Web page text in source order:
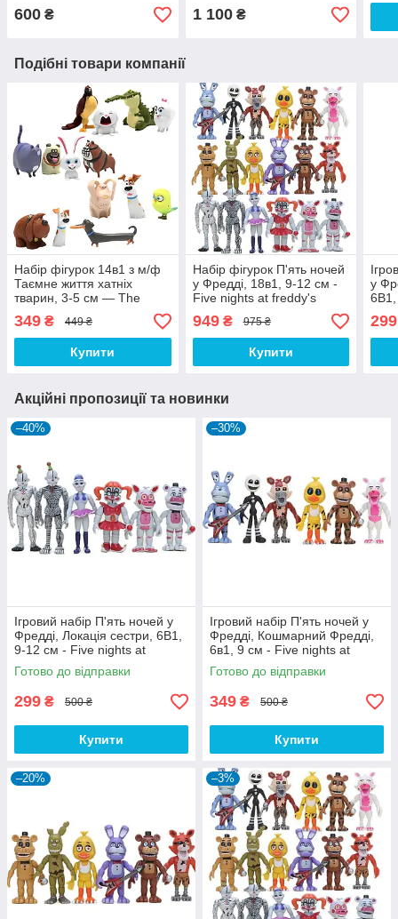
600 ₴ 1 100₴
Подібні товари компанії
Набір фігурок 14в1 з м/ф
Таємне життя хатніх
тварин, 3-5 см — The
349 ₴ 449 ₴
Купити
Набір фігурок П'ять ночей
у Фредді, 18в1, 9-12 см -
Five nights at freddy's
949₴ 975 ₴
Купити
у
299
Акційні пропозиції та новинки
–40%
Ігровий набір П'ять ночей у
Фредді, Локація сестри, 6В1,
9-12 см - Five nights at
freddy's Sister Location
Готово до відправки
299 ₴ 500 ₴
Купити
–30%
Ігровий набір П'ять ночей у
Фредді, Кошмарний Фредді,
6в1, 9 см - Five nights at
freddy's
Готово до відправки
349 ₴ 500 ₴
Купити
–20% –3%